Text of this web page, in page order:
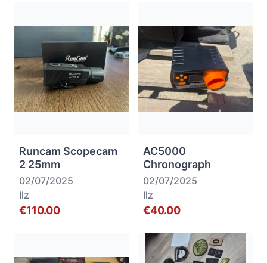
Runcam Scopecam
2 25mm
02/07/2025
Ilz
€110.00
AC5000
Chronograph
02/07/2025
Ilz
€40.00